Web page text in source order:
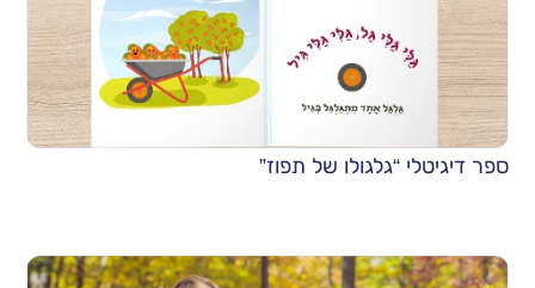
ספר דיגיטלי “גלגולו של תפוז”